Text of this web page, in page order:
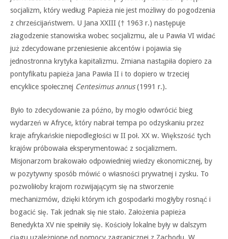
socjalizm, który według Papieża nie jest możliwy do pogodzenia
z chrześcijaństwem. U Jana XXIII († 1963 r.) następuje
złagodzenie stanowiska wobec socjalizmu, ale u Pawła VI widać
już zdecydowane przeniesienie akcentów i pojawia się
jednostronna krytyka kapitalizmu. Zmiana nastąpiła dopiero za
pontyfikatu papieża Jana Pawła II i to dopiero w trzeciej
encyklice społecznej Centesimus annus(1991 r.).
Było to zdecydowanie za późno, by mogło odwrócić bieg
wydarzeń w Afryce, który nabrał tempa po odzyskaniu przez
kraje afrykańskie niepodległości w II poł. XX w. Większość tych
krajów próbowała eksperymentować z socjalizmem.
Misjonarzom brakowało odpowiedniej wiedzy ekonomicznej, by
w pozytywny sposób mówić o własności prywatnej i zysku. To
pozwoliłoby krajom rozwijającym się na stworzenie
mechanizmów, dzięki którym ich gospodarki mogłyby rosnąć i
bogacić się. Tak jednak się nie stało. Założenia papieża
Benedykta XV nie spełniły się. Kościoły lokalne były w dalszym